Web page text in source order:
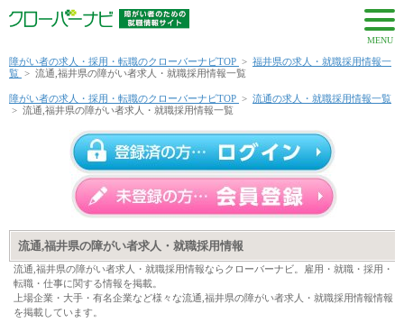
MENU
障がい者の求人・採用・転職のクローバーナビTOP > 福井県の求人・就職採用情報一
覧 > 流通,福井県の障がい者求人・就職採用情報一覧
障がい者の求人・採用・転職のクローバーナビTOP > 流通の求人・就職採用情報一覧
> 流通,福井県の障がい者求人・就職採用情報一覧
流通,福井県の障がい者求人・就職採用情報
流通,福井県の障がい者求人・就職採用情報ならクローバーナビ。雇用・就職・採用・
転職・仕事に関する情報を掲載。
上場企業・大手・有名企業など様々な流通,福井県の障がい者求人・就職採用情報情報
を掲載しています。